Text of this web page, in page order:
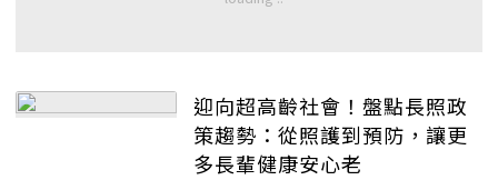
迎向超高齡社會！盤點長照政
策趨勢：從照護到預防，讓更
多長輩健康安心老